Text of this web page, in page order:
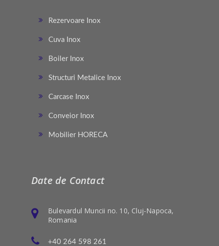
Rezervoare Inox
Cuva Inox
Boiler Inox
Structuri Metalice Inox
Carcase Inox
Conveior Inox
Mobilier HORECA
Date de Contact
Bulevardul Muncii no. 10, Cluj-Napoca,
Romania
+40 264 598 261